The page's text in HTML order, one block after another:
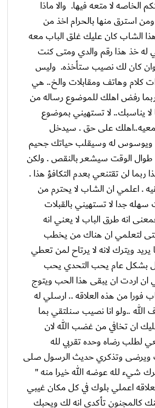
الخاصه لا متعه فيها. والا ماذا
استرق منها بالحرام اخذ من
الشاب كان عليك غلق الباب معه
له خذ هذا رقم والدي ومتى كنت
كان لك نصيب ستأخذه. وليس
كلام وهاتف ومقابلات والخ.. هي
رفض اهلك للموضوع رساله من
لا يناسبك.. لا تستهيني بموضوع
على حق . سيدخل
ويوسوس له وسيقلب حياتك جحيم
الوقت سيشعر بالنقص . ولكن
ربما لن تقتنعي بعدم التكافؤ هذا .
. اعلمي ان الشاب لا يحترم من
جدا لا تستهيني بالقبلات
انه طرق الباب لا يعني انه
لتعلمي ان هناك من يخطب
ويترك لانه لا يرتاح لمن تعطي
بشكل عام يحب التحدي يحب
اردت ان يبقى هذا الحب ويتوج
فورا من هذه العلاقه .. ارسلي له
الله ..ولو انا نصيب سنلتقي بما
ان تخافي من غضب الله لان
لطلب رضاه وحده تقربي لله
ويرضى وتذكري حديث الرسول صلى
شيء لله عوضه الله خيرا منه "
اعملي بلوك في كل مكان غيبي
كالمجنون تأكدي انه لك ويحبك